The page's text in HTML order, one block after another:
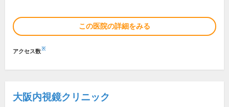
この医院の詳細をみる
アクセス数※
大阪内視鏡クリニック